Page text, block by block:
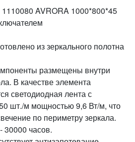
AVRORA 1000*800*45
из зеркального полотна
размещены внутри
В качестве элемента
светодиодная лента с
шт./м мощностью 9,6 Вт/м, что
по периметру зеркала.
часов.